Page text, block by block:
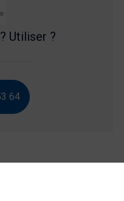
Utiliser ?
64